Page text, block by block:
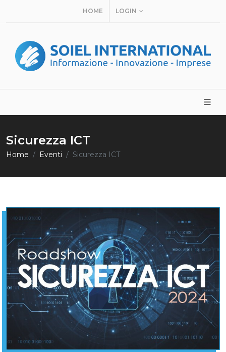
HOME LOGIN
Sicurezza ICT
Home Eventi Sicurezza ICT